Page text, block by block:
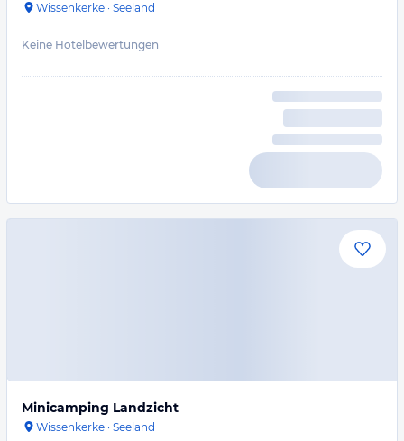
Wissenkerke · Seeland
Keine Hotelbewertungen
Minicamping Landzicht
Wissenkerke · Seeland